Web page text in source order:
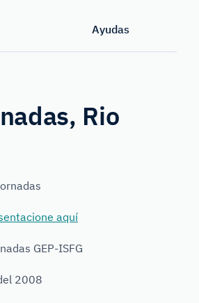
Ayudas
Rio
aquí
GEP-ISFG
2008